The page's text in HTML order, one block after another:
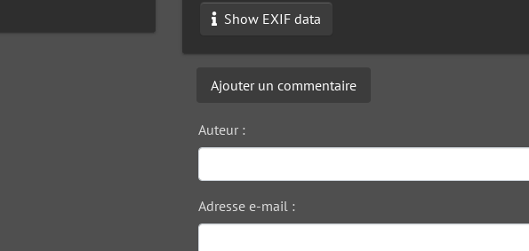
Show EXIF data
Ajouter un commentaire
Auteur :
Adresse e-mail :